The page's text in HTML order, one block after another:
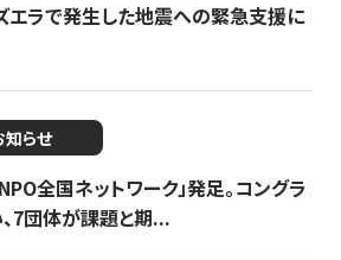
エラで発生した地震への緊急支援に
知らせ
全国ネットワーク」発足。コングラ
7団体が課題と期...